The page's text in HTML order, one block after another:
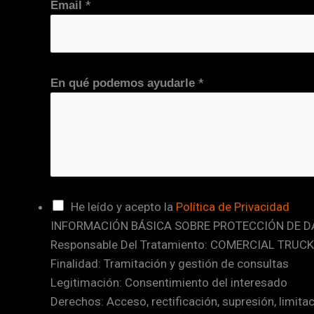
Email *
En qué podemos ayudarle *
C
a
s
i
l
l
He leído y acepto la Política de Privacidad
INFORMACIÓN BÁSICA SOBRE PROTECCIÓN DE
Responsable Del Tratamiento: COMERCIAL
Finalidad: Tramitación y gestión de consultas
Legitimación: Consentimiento del interesado
Derechos: Acceso, rectificación, supresión,